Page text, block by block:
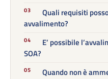
Quali requisiti
avvalimento?
E’ possibile
SOA?
Quando non è